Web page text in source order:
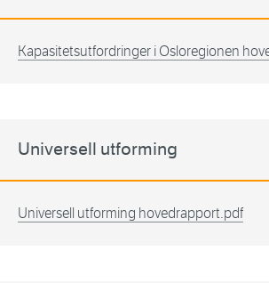
Kapasitetsutfordringer i Osloregionen
Universell utforming
Universell utforming hovedrapport.pdf